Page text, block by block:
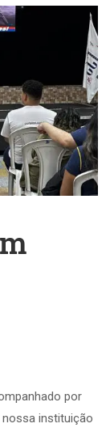
por
nossa instituição